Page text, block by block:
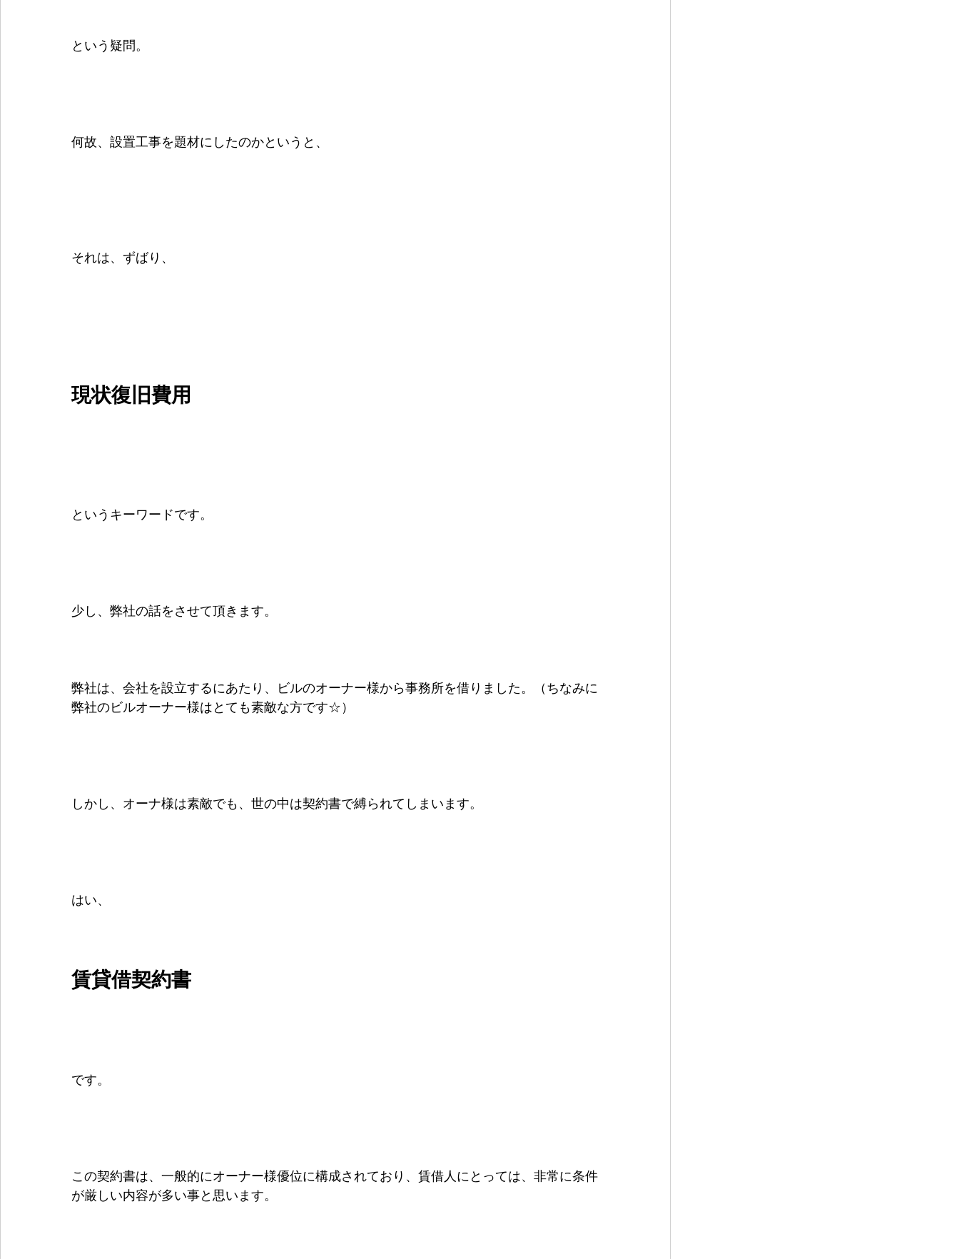
という疑問。
何故、設置工事を題材にしたのかというと、
それは、ずばり、
現状復旧費用
というキーワードです。
少し、弊社の話をさせて頂きます。
弊社は、会社を設立するにあたり、ビルのオーナー様から事務所を借りました。（ちなみに
弊社のビルオーナー様はとても素敵な方です☆）
しかし、オーナ様は素敵でも、世の中は契約書で縛られてしまいます。
はい、
賃貸借契約書
です。
この契約書は、一般的にオーナー様優位に構成されており、賃借人にとっては、非常に条件
が厳しい内容が多い事と思います。